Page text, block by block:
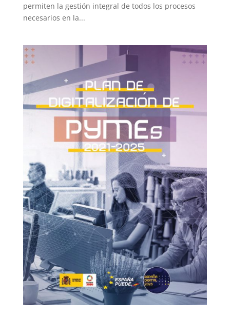
permiten la gestión integral de todos los procesos
necesarios en la...